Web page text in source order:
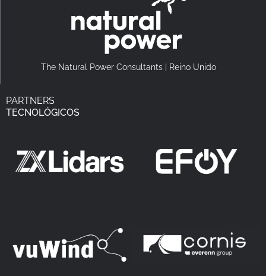
The Natural Power Consultants | Reino Unido
PARTNERS
TECNOLÓGICOS